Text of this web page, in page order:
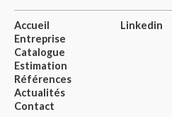
Accueil
Entreprise
Catalogue
Estimation
Références
Actualités
Contact
Linkedin